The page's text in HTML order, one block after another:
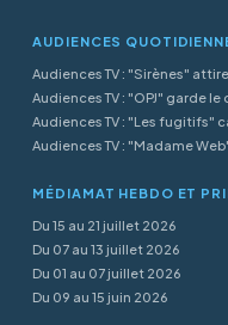
AUDIENCES
Audiences TV : "Sirènes" attire
Audiences TV : "OPJ" garde
Audiences TV : "Les fugitifs"
Audiences TV : "Madame
MÉDIAMAT HEBDO ET
Du 15 au 21 juillet 2026
Du 07 au 13 juillet 2026
Du 01 au 07 juillet 2026
Du 09 au 15 juin 2026